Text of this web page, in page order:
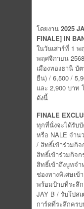
โดยงาน 2025
FINALE] IN
ในวันเสาร์ที่ 1
พฤศจิกายน
เมืองทองธานี บั
ยืน) / 6,500 /
และ 2,900 บาท
ดังนี้
FINALE
ทุกที่นั่งจะได้รับ
หรือ NALE จำน
/ สิทธิ์เข้าร่วมกิจ
สิทธิ์เข้าร่วมกิจก
สิทธิ์เข้าถึงบูทจ
ช่องทางพิเศษเ
พร้อมป้ายที่ระลึ
JAY B / รับโปส
การ์ดที่ระลึกคร